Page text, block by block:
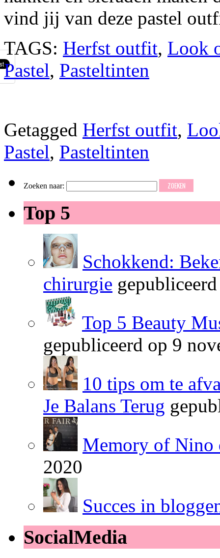
vind jij van deze pastel
TAGS: Herfst outfit, Look
Pastel, Pasteltinten
Getagged Herfst outfit,
Pastel, Pasteltinten
Zoeken naar:
Top 5
Schokkend:
chirurgie
Top 5 Beauty
gepubliceerd op 9
10 tips om te
Je Balans Terug
Memory of Nino
2020
Succes in
SocialMedia